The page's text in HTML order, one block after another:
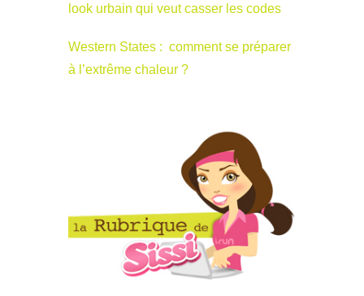
look urbain qui veut casser les codes
Western States : comment se préparer
à l’extrême chaleur ?